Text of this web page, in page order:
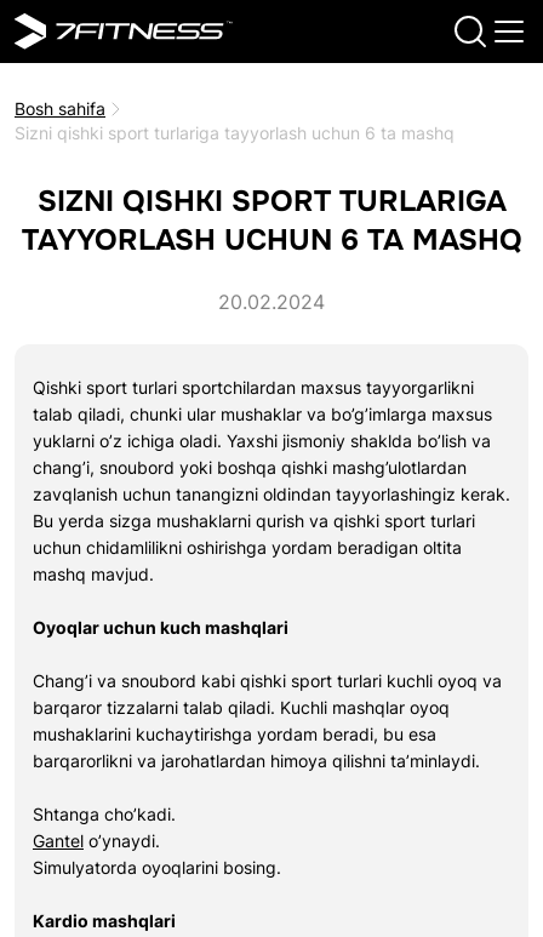
Bosh sahifa
Sizni qishki sport turlariga tayyorlash uchun 6 ta mashq
SIZNI QISHKI SPORT TURLARIGA
TAYYORLASH UCHUN 6 TA MASHQ
20.02.2024
Qishki sport turlari sportchilardan maxsus tayyorgarlikni
talab qiladi, chunki ular mushaklar va bo’g’imlarga maxsus
yuklarni o’z ichiga oladi. Yaxshi jismoniy shaklda bo’lish va
chang’i, snoubord yoki boshqa qishki mashg’ulotlardan
zavqlanish uchun tanangizni oldindan tayyorlashingiz kerak.
Bu yerda sizga mushaklarni qurish va qishki sport turlari
uchun chidamlilikni oshirishga yordam beradigan oltita
mashq mavjud.
Oyoqlar uchun kuch mashqlari
Chang’i va snoubord kabi qishki sport turlari kuchli oyoq va
barqaror tizzalarni talab qiladi. Kuchli mashqlar oyoq
mushaklarini kuchaytirishga yordam beradi, bu esa
barqarorlikni va jarohatlardan himoya qilishni ta’minlaydi.
Shtanga cho’kadi.
Gantel o’ynaydi.
Simulyatorda oyoqlarini bosing.
Kardio mashqlari